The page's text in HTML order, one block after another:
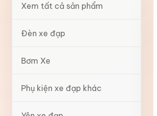
Xem tất cả sản phẩm
Đèn xe đạp
Bơm Xe
Phụ kiện xe đạp khác